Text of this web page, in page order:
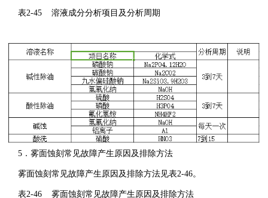
表2-45 溶液成分分析项目及分析周期
5．雾面蚀刻常见故障产生原因及排除方法
雾面蚀刻常见故障产生原因及排除方法见表2-46。
表2-46 雾面蚀刻常见故障产生原因及排除方法